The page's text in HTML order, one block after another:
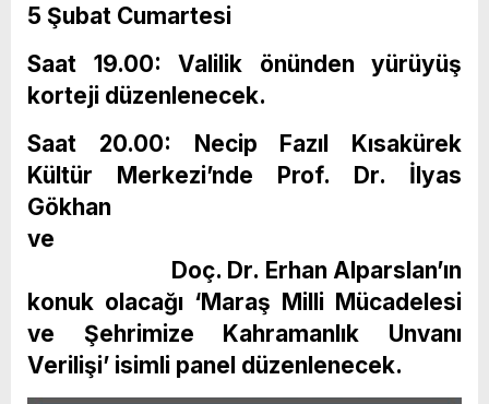
5 Şubat Cumartesi
Saat 19.00: Valilik önünden yürüyüş
korteji düzenlenecek.
Saat 20.00: Necip Fazıl Kısakürek
Kültür Merkezi’nde Prof. Dr. İlyas
Gökhan
Doç. Dr. Erhan Alparslan’ın
konuk olacağı ‘Maraş Milli Mücadelesi
ve Şehrimize Kahramanlık Unvanı
Verilişi’ isimli panel düzenlenecek.